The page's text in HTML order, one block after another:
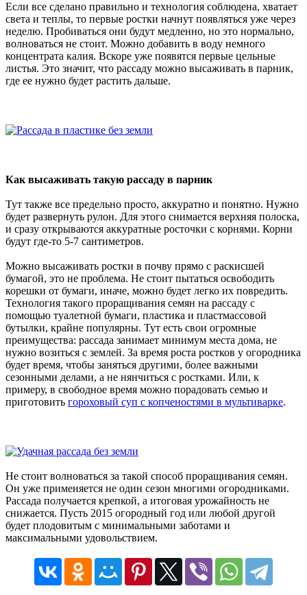
Если все сделано правильно и технология соблюдена, хватает
света и теплы, то первые ростки начнут появляться уже через
неделю. Пробиваться они будут медленно, но это нормально,
волноваться не стоит. Можно добавить в воду немного
концентрата калия. Вскоре уже появятся первые цельные
листья. Это значит, что рассаду можно высаживать в парник,
где ее нужно будет растить дальше.
Как высаживать такую рассаду в парник
Тут также все предельно просто, аккуратно и понятно. Нужно
будет развернуть рулон. Для этого снимается верхняя полоска,
и сразу открываются аккуратные росточки с корнями. Корни
будут где-то 5-7 сантиметров.
Можно высаживать ростки в почву прямо с раскисшей
бумагой, это не проблема. Не стоит пытаться освободить
корешки от бумаги, иначе, можно будет легко их повредить.
Технология такого проращивания семян на рассаду с
помощью туалетной бумаги, пластика и пластмассовой
бутылки, крайне популярны. Тут есть свои огромные
преимущества: рассада занимает минимум места дома, не
нужно возиться с землей. За время роста ростков у огородника
будет время, чтобы заняться другими, более важными
сезонными делами, а не нянчиться с ростками. Или, к
примеру, в свободное время можно порадовать семью и
приготовить гороховый суп с копченостями в мультиварке.
Не стоит волноваться за такой способ проращивания семян.
Он уже применяется не один сезон многими огородниками.
Рассада получается крепкой, а итоговая урожайность не
снижается. Пусть 2015 огородный год или любой другой
будет плодовитым с минимальными заботами и
максимальными удовольствием.